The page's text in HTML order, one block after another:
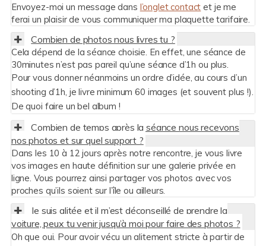
Envoyez-moi un message dans l’onglet contact et je me
ferai un plaisir de vous communiquer ma plaquette tarifaire.
Combien de photos nous livres tu ?
Cela dépend de la séance choisie. En effet, une séance de
30minutes n’est pas pareil qu’une séance d’1h ou plus.
Pour vous donner néanmoins un ordre d’idée, au cours d’un
shooting d’1h, je livre minimum 60 images (et souvent plus !).
De quoi faire un bel album !
Combien de temps après la séance nous recevons
nos photos et sur quel support ?
Dans les 10 à 12 jours après notre rencontre, je vous livre
vos images en haute définition sur une galerie privée en
ligne. Vous pourrez ainsi partager vos photos avec vos
proches qu’ils soient sur l’île ou ailleurs.
Je suis alitée et il m’est déconseillé de prendre la
voiture, peux tu venir jusqu’à moi pour faire des photos ?
Oh que oui. Pour avoir vécu un alitement stricte à partir de